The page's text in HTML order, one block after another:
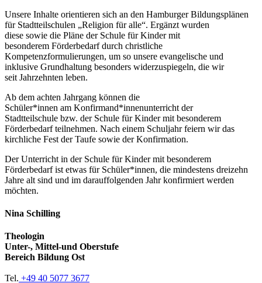
Unsere Inhalte orientieren sich an den Hamburger Bildungsplänen
für Stadtteilschulen „Religion für alle“. Ergänzt wurden
diese sowie die Pläne der Schule für Kinder mit
besonderem Förderbedarf durch christliche
Kompetenzformulierungen, um so unsere evangelische und
inklusive Grundhaltung besonders widerzuspiegeln, die wir
seit Jahrzehnten leben.
Ab dem achten Jahrgang können die
Schüler*innen am Konfirmand*innenunterricht der
Stadtteilschule bzw. der Schule für Kinder mit besonderem
Förderbedarf teilnehmen. Nach einem Schuljahr feiern wir das
kirchliche Fest der Taufe sowie der Konfirmation.
Der Unterricht in der Schule für Kinder mit besonderem
Förderbedarf ist etwas für Schüler*innen, die mindestens dreizehn
Jahre alt sind und im darauffolgenden Jahr konfirmiert werden
möchten.
Nina Schilling
Theologin
Unter-, Mittel-und Oberstufe
Bereich Bildung Ost
Tel. +49 40 5077 3677